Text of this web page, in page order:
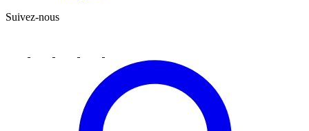
Suivez-nous